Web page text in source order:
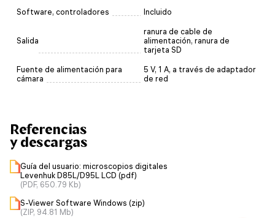
Software, controladores Incluido
Salida
ranura de cable de
alimentación, ranura de
tarjeta SD
Fuente de alimentación para
cámara
5 V, 1 A, a través de adaptador
de red
Referencias
y descargas
Guía del usuario: microscopios digitales
Levenhuk D85L/D95L LCD (pdf)
(PDF, 650.79 Kb)
S-Viewer Software Windows (zip)
(ZIP, 94.81 Mb)